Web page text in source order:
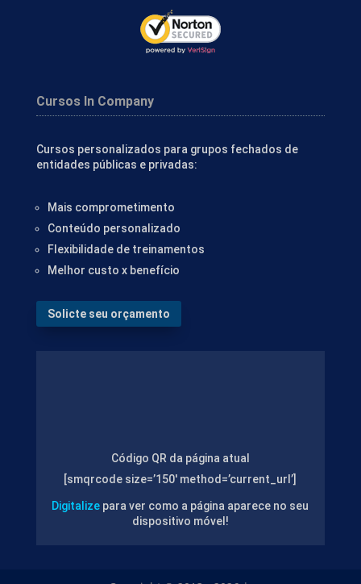
Cursos In Company
Cursos personalizados para grupos fechados de
entidades públicas e privadas:
Mais comprometimento
Conteúdo personalizado
Flexibilidade de treinamentos
Melhor custo x benefício
Solicte seu orçamento
Código QR da página atual
[smqrcode size=’150′ method=’current_url’]
Digitalize para ver como a página aparece no seu
dispositivo móvel!